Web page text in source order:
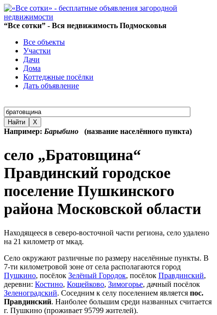
“Все сотки” - Вся недвижимость Подмосковья
Все объекты
Участки
Дачи
Дома
Коттеджные посёлки
Дать объявление
Найти X
Например: Барыбино (название населённого пункта)
село „Братовщина“
Правдинский городское
поселение Пушкинского
района Московской области
Находящееся в северо-восточной части региона, село удалено
на 21 километр от мкад.
Село окружают различные по размеру населённые пункты. В
7-ти километровой зоне от села располагаются город
Пушкино, посёлок Зелёный Городок, посёлок Правдинский,
деревни: Костино, Кощейково, Зимогорье, дачный посёлок
Зеленоградский. Соседним к селу поселением является пос.
Правдинский. Наиболее большим среди названных считается
г. Пушкино (проживает 95799 жителей).